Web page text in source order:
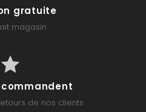
gratuite
magasin
de nos clients